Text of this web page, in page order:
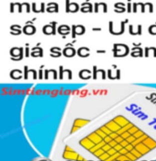
vừa đẹp, vừa tốt về phong thủy thì mới là
phải làm sao?